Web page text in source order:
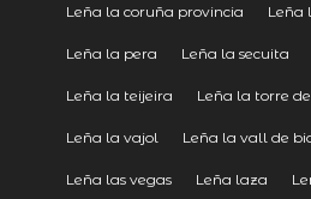
Leña la coruña provincia Leña
Leña la pera Leña la secuita
Leña la teijeira Leña la torre
Leña la vajol Leña la vall de
Leña las vegas Leña laza